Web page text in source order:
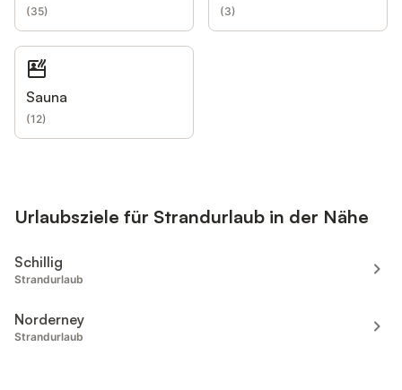
(35) (3)
Sauna
(12)
Urlaubsziele für Strandurlaub in der Nähe
Schillig
Strandurlaub
Norderney
Strandurlaub